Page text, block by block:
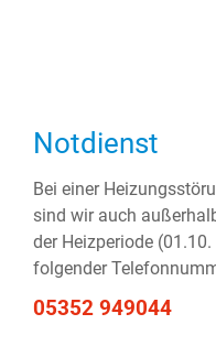
Notdienst
Bei einer
sind wir auch
der Heizperiode
folgender
05352 949044